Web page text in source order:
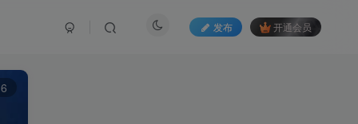
发布 开通会员
6